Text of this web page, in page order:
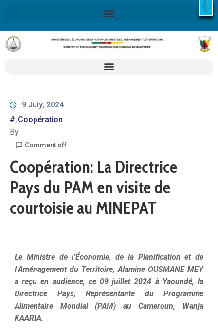
X
Retrouvez ici la Stratégie Nationale de Développement 2020-
2030SND30
En savoir plus
9 July, 2024
#‚ Coopération
By
Comment off
Coopération: La Directrice
Pays du PAM en visite de
courtoisie au MINEPAT
Le Ministre de l’Économie, de la Planification et de
l’Aménagement du Territoire, Alamine OUSMANE MEY
a reçu en audience, ce 09 juillet 2024 à Yaoundé, la
Directrice Pays, Représentante du Programme
Alimentaire Mondial (PAM) au Cameroun, Wanja
KAARIA.